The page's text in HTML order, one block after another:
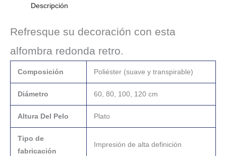
Descripción
Refresque su decoración con esta
alfombra redonda retro.
Composición Poliéster (suave y transpirable)
Diámetro 60, 80, 100, 120 cm
Altura Del Pelo Plato
Tipo de
fabricación
Impresión de alta definición